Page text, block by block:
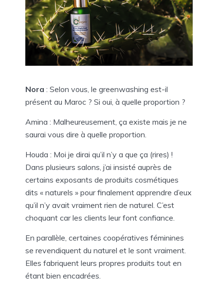
Nora : Selon vous, le greenwashing est-il
présent au Maroc ? Si oui, à quelle proportion ?
Amina : Malheureusement, ça existe mais je ne
saurai vous dire à quelle proportion.
Houda : Moi je dirai qu’il n’y a que ça (rires) !
Dans plusieurs salons, j’ai insisté auprès de
certains exposants de produits cosmétiques
dits « naturels » pour finalement apprendre d’eux
qu’il n’y avait vraiment rien de naturel. C’est
choquant car les clients leur font confiance.
En parallèle, certaines coopératives féminines
se revendiquent du naturel et le sont vraiment.
Elles fabriquent leurs propres produits tout en
étant bien encadrées.